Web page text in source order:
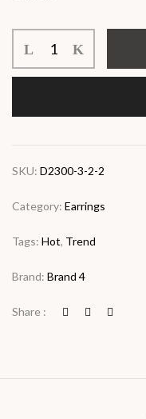
SKU: D2300-3-2-2
Category: Earrings
Tags: Hot, Trend
Brand: Brand 4
Share :